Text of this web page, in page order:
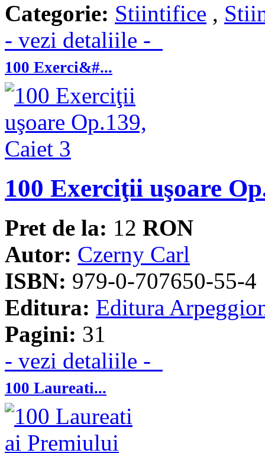
Categorie: Stiintifice ,
- vezi detaliile -
100 Exerci&#...
100 Exerciţii uşoare
Pret de la: 12 RON
Autor: Czerny Carl
ISBN: 979-0-707650-55-4
Editura: Editura
Pagini: 31
- vezi detaliile -
100 Laureati...